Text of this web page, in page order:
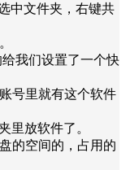
中文件夹，右键共
我们设置了一个快
号里就有这个软件
里放软件了。
的空间的，占用的